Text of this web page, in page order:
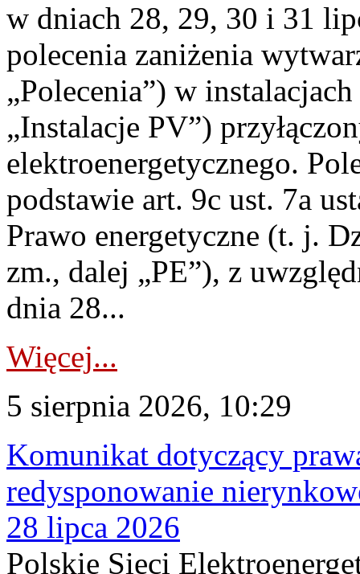
w dniach 28, 29, 30 i 31
polecenia zaniżenia
„Polecenia”) w
„Instalacje PV”)
elektroenergetycznego.
podstawie art. 9c ust. 7a
Prawo energetyczne (t. j.
zm., dalej „PE”), z
dnia 28...
Więcej...
5 sierpnia 2026, 10:29
Komunikat dotyczący
redysponowanie
28 lipca 2026
Polskie Sieci